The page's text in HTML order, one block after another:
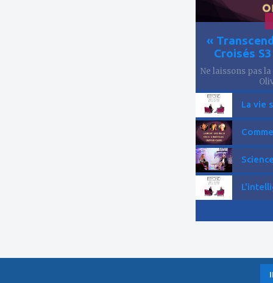
«
Croisés
Ne laissons pas
La vie